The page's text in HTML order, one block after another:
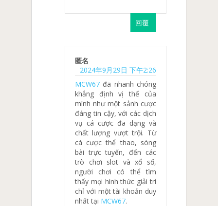
回覆
匿名
2024年9月29日 下午2:26
MCW67 đã nhanh chóng
khẳng định vị thế của
mình như một sảnh cược
đáng tin cậy, với các dịch
vụ cá cược đa dạng và
chất lượng vượt trội. Từ
cá cược thể thao, sòng
bài trực tuyến, đến các
trò chơi slot và xổ số,
người chơi có thể tìm
thấy mọi hình thức giải trí
chỉ với một tài khoản duy
nhất tại MCW67.